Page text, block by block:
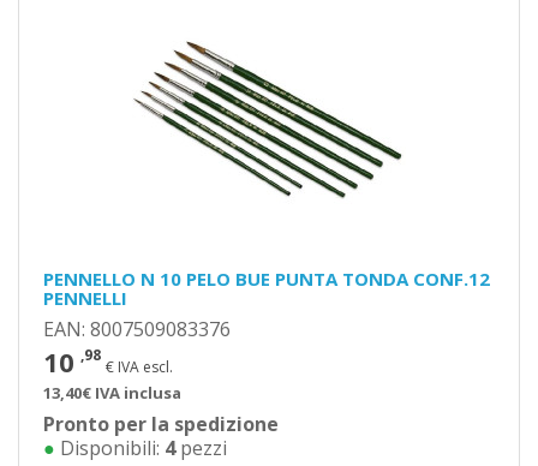
PENNELLO N 10 PELO BUE PUNTA TONDA CONF.12
PENNELLI
EAN: 8007509083376
10 ,98
€ IVA escl.
13,40€ IVA inclusa
Pronto per la spedizione
● Disponibili: 4pezzi